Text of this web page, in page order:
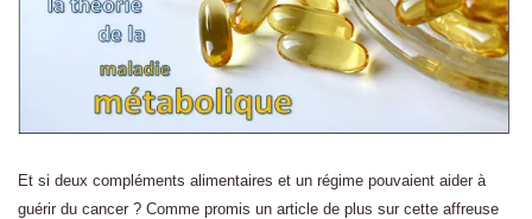
Et si deux compléments alimentaires et un régime pouvaient aider à
guérir du cancer ? Comme promis un article de plus sur cette affreuse